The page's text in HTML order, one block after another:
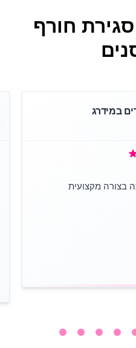
חורף
במידרג
בצורה מקצועית